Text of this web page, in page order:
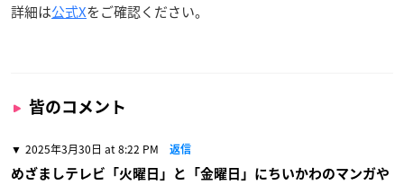
詳細は公式Xをご確認ください。
皆のコメント
2025年3月30日 at 8:22 PM 返信
めざましテレビ「火曜日」と「金曜日」にちいかわのマンガや